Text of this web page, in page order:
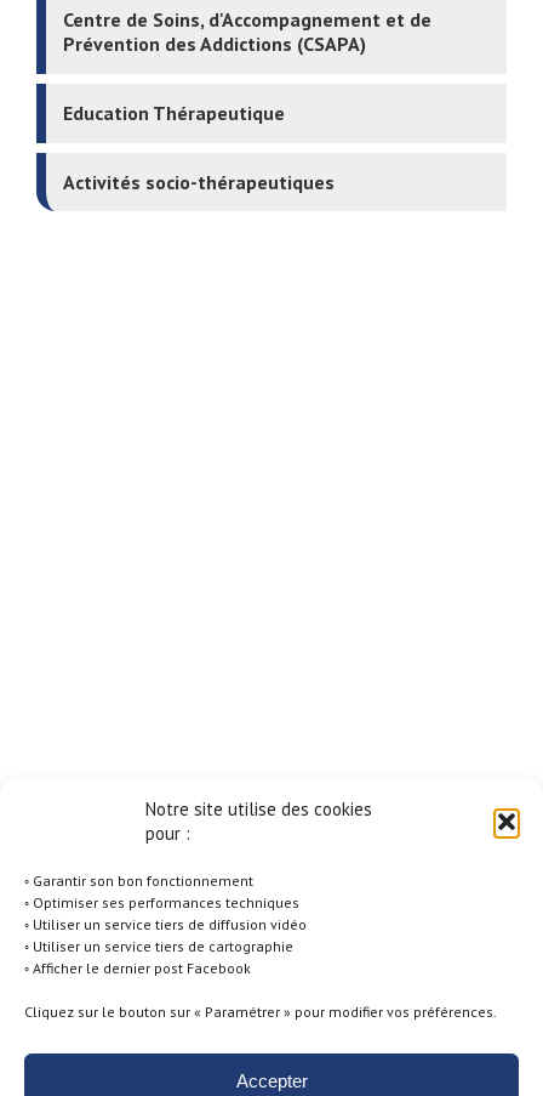
Notre site utilise des cookies
pour :
◦ Garantir son bon fonctionnement
◦ Optimiser ses performances techniques
◦ Utiliser un service tiers de diffusion vidéo
◦ Utiliser un service tiers de cartographie
◦ Afficher le dernier post Facebook
Cliquez sur le bouton sur « Paramétrer » pour modifier vos préférences.
Accepter
Centre de Soins, d'Accompagnement et de
Prévention des Addictions (CSAPA)
Education Thérapeutique
Activités socio-thérapeutiques